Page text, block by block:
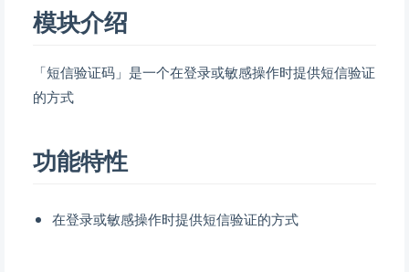
模块介绍
「短信验证码」是一个在登录或敏感操作时提供短信验证
的方式
功能特性
在登录或敏感操作时提供短信验证的方式